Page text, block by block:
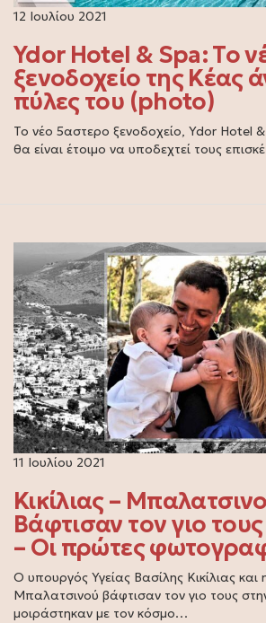
12 Ιουλίου 2021
Ydor Hotel & Spa: Το
ξενοδοχείο της Κέας
πύλες του (photo)
Το νέο 5αστερο ξενοδοχείο, Ydor Hotel
θα είναι έτοιμο να υποδεχτεί τους
11 Ιουλίου 2021
Κικίλιας –
Βάφτισαν τον γιο
– Οι πρώτες
Ο υπουργός Υγείας Βασίλης Κικίλιας και
Μπαλατσινού βάφτισαν τον γιο τους
μοιράστηκαν με τον κόσμο…